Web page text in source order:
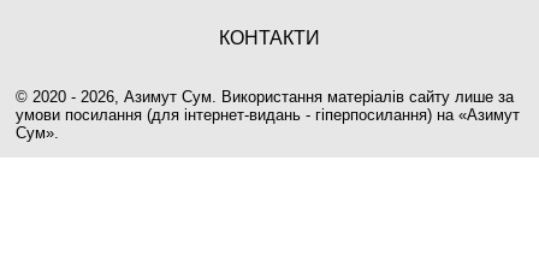
КОНТАКТИ
© 2020 - 2026, Азимут Сум. Використання матеріалів сайту лише за
умови посилання (для інтернет-видань - гіперпосилання) на «Азимут
Сум».